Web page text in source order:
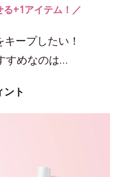
+1アイテム！／
ープしたい！
すめなのは…
ント